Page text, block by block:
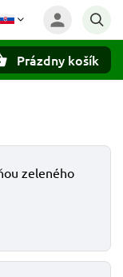
Prázdny košík
zeleného